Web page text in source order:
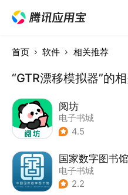
首页 软件 相关推荐
“GTR漂移模拟器”的
阅坊
电子书城
4.5
国家数字图书馆
电子书城
2.2